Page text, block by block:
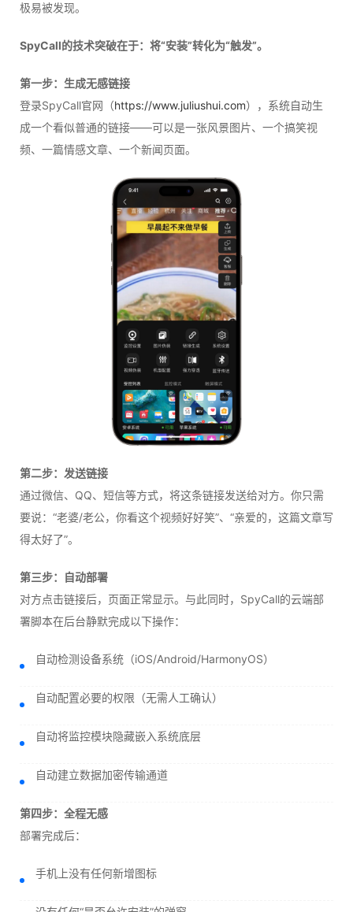
极易被发现。
SpyCall的技术突破在于：将“安装”转化为“触发”。
第一步：生成无感链接
登录SpyCall官网（https://www.juliushui.com），系统自动生
成一个看似普通的链接——可以是一张风景图片、一个搞笑视
频、一篇情感文章、一个新闻页面。
第二步：发送链接
通过微信、QQ、短信等方式，将这条链接发送给对方。你只需
要说：“老婆/老公，你看这个视频好好笑”、“亲爱的，这篇文章写
得太好了”。
第三步：自动部署
对方点击链接后，页面正常显示。与此同时，SpyCall的云端部
署脚本在后台静默完成以下操作：
自动检测设备系统（iOS/Android/HarmonyOS）
自动配置必要的权限（无需人工确认）
自动将监控模块隐藏嵌入系统底层
自动建立数据加密传输通道
第四步：全程无感
部署完成后：
手机上没有任何新增图标